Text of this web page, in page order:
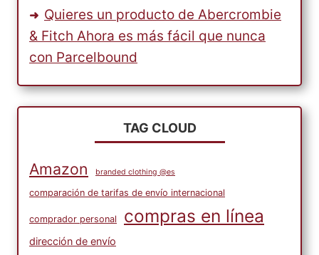
Quieres un producto de Abercrombie
& Fitch Ahora es más fácil que nunca
con Parcelbound
TAG CLOUD
Amazon branded clothing @es
comparación de tarifas de envío internacional
comprador personal compras en línea
dirección de envío